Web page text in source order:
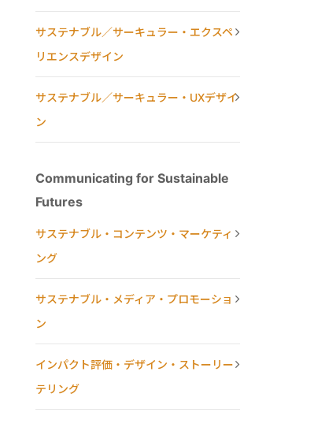
サステナブル／サーキュラー・エクスペ
リエンスデザイン
サステナブル／サーキュラー・UXデザイ
ン
Communicating for Sustainable
Futures
サステナブル・コンテンツ・マーケティ
ング
サステナブル・メディア・プロモーショ
ン
インパクト評価・デザイン・ストーリー
テリング